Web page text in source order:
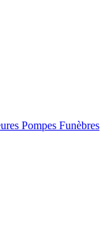
Pompes Funèbres